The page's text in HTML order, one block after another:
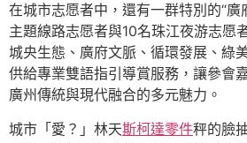
在城市志愿者中，還有一群特別的“
主題線路志愿者與10名珠江夜游志愿
城央生態、廣府文脈、循環發展、綠
供給專業雙語指引導賞服務，讓參會
廣州傳統與現代融合的多元魅力。
城市「愛？」林天斯柯達零件秤的臉